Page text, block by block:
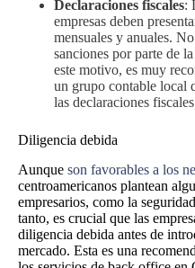
Declaraciones fiscales:
empresas deben
mensuales y anuales.
sanciones por parte de
este motivo, es muy
un grupo contable local
las declaraciones
Diligencia debida
Aunque son favorables a los
centroamericanos plantean
empresarios, como la
tanto, es crucial que las
diligencia debida antes de
mercado. Esta es una